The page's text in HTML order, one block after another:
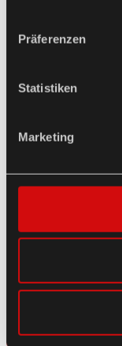
Präferenzen
Statistiken
Marketing